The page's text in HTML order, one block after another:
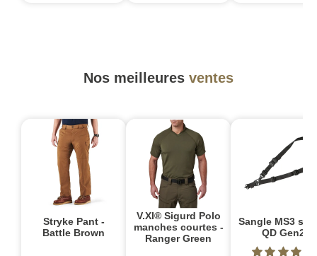
Nos meilleures ventes
Stryke Pant -
Battle Brown
V.XI® Sigurd Polo
manches courtes -
Ranger Green
Sangle MS3
QD Gen2